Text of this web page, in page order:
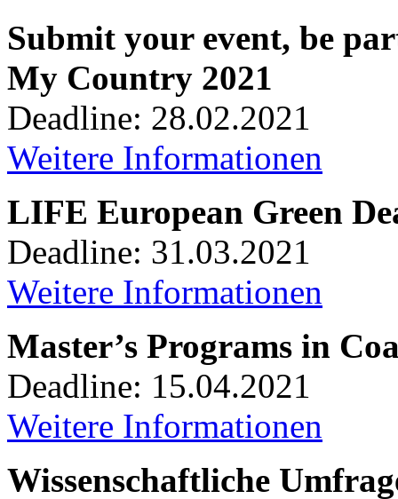
Submit your event, be
My Country 2021
Deadline: 28.02.2021
Weitere Informationen
LIFE European Green
Deadline: 31.03.2021
Weitere Informationen
Master’s Programs in
Deadline: 15.04.2021
Weitere Informationen
Wissenschaftliche